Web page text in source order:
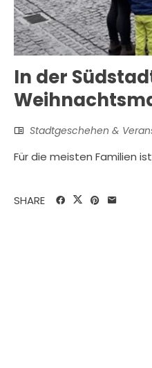
In der
Stadtgeschehen &
Für die meisten Familien
SHARE